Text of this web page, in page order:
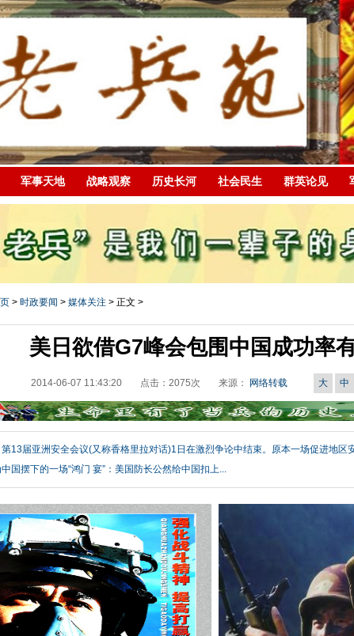
军事天地 战略观察 历史长河 社会民生 群英论见
> 时政要闻 > 媒体关注 > 正文 >
美日欲借G7峰会包围中国成功率
2014-06-07 11:43:20 点击： 2075次 来源： 网络转载 大 中
第13届亚洲安全会议(又称香格里拉对话)1日在激烈争论中结束。原本一场促进地区
国摆下的一场“鸿门 宴”：美国防长公然给中国扣上...